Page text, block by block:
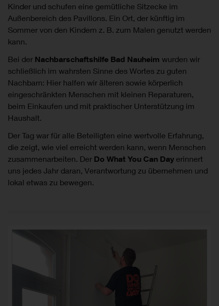
Kinder und schufen eine gemütliche Sitzecke im
Außenbereich des Pavillons. Ein Ort, der künftig im
Sommer von den Kindern z. B. zum Malen genutzt werden
kann.
Bei der Nachbarschaftshilfe Bad Nauheim wurden wir
schließlich im wahrsten Sinne des Wortes zu guten
Nachbarn: Hier halfen wir älteren sowie körperlich
eingeschränkten Menschen mit kleinen Reparaturen,
beim Einkaufen und mit praktischer Unterstützung im
Haushalt.
Der Tag war für alle Beteiligten eine wertvolle Erfahrung,
die zeigt, wie viel erreicht werden kann, wenn Menschen
zusammenarbeiten. Der Do What You Can Day erinnert
uns jedes Jahr daran, Verantwortung zu übernehmen und
lokal etwas zu bewegen.